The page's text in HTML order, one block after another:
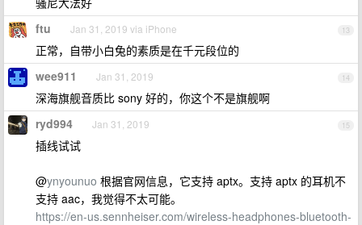
13
ftu Jan 31, 2019 via iPhone
正常，自带小白兔的素质是在千元段位的
14
wee911 Jan 31, 2019
深海旗舰音质比 sony 好的，你这个不是旗舰啊
15
ryd994 Jan 31, 2019
插线试试
@ynyounuo 根据官网信息，它支持 aptx。支持 aptx 的耳机不
支持 aac，我觉得不太可能。
https://en-us.sennheiser.com/wireless-headphones-bluetooth-